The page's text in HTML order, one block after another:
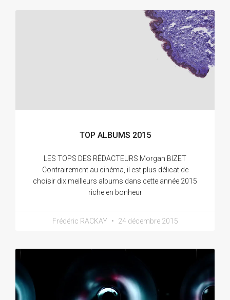
TOP ALBUMS 2015
LES TOPS DES RÉDACTEURS Morgan BIZET
Contrairement au cinéma, il est plus délicat de
choisir dix meilleurs albums dans cette année 2015
riche en bonheur
Frédéric RACKAY 24 décembre 2015